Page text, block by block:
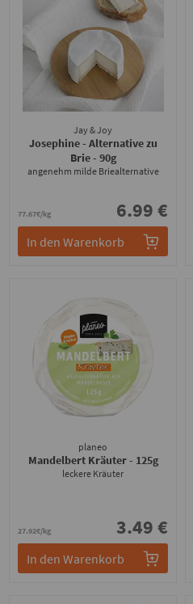
Jay & Joy
Josephine - Alternative zu
Brie- 90g
angenehm milde Briealternative
77.67€/kg 6.99 €
In den Warenkorb
planeo
Mandelbert Kräuter- 125g
leckere Kräuter
27.92€/kg 3.49 €
In den Warenkorb